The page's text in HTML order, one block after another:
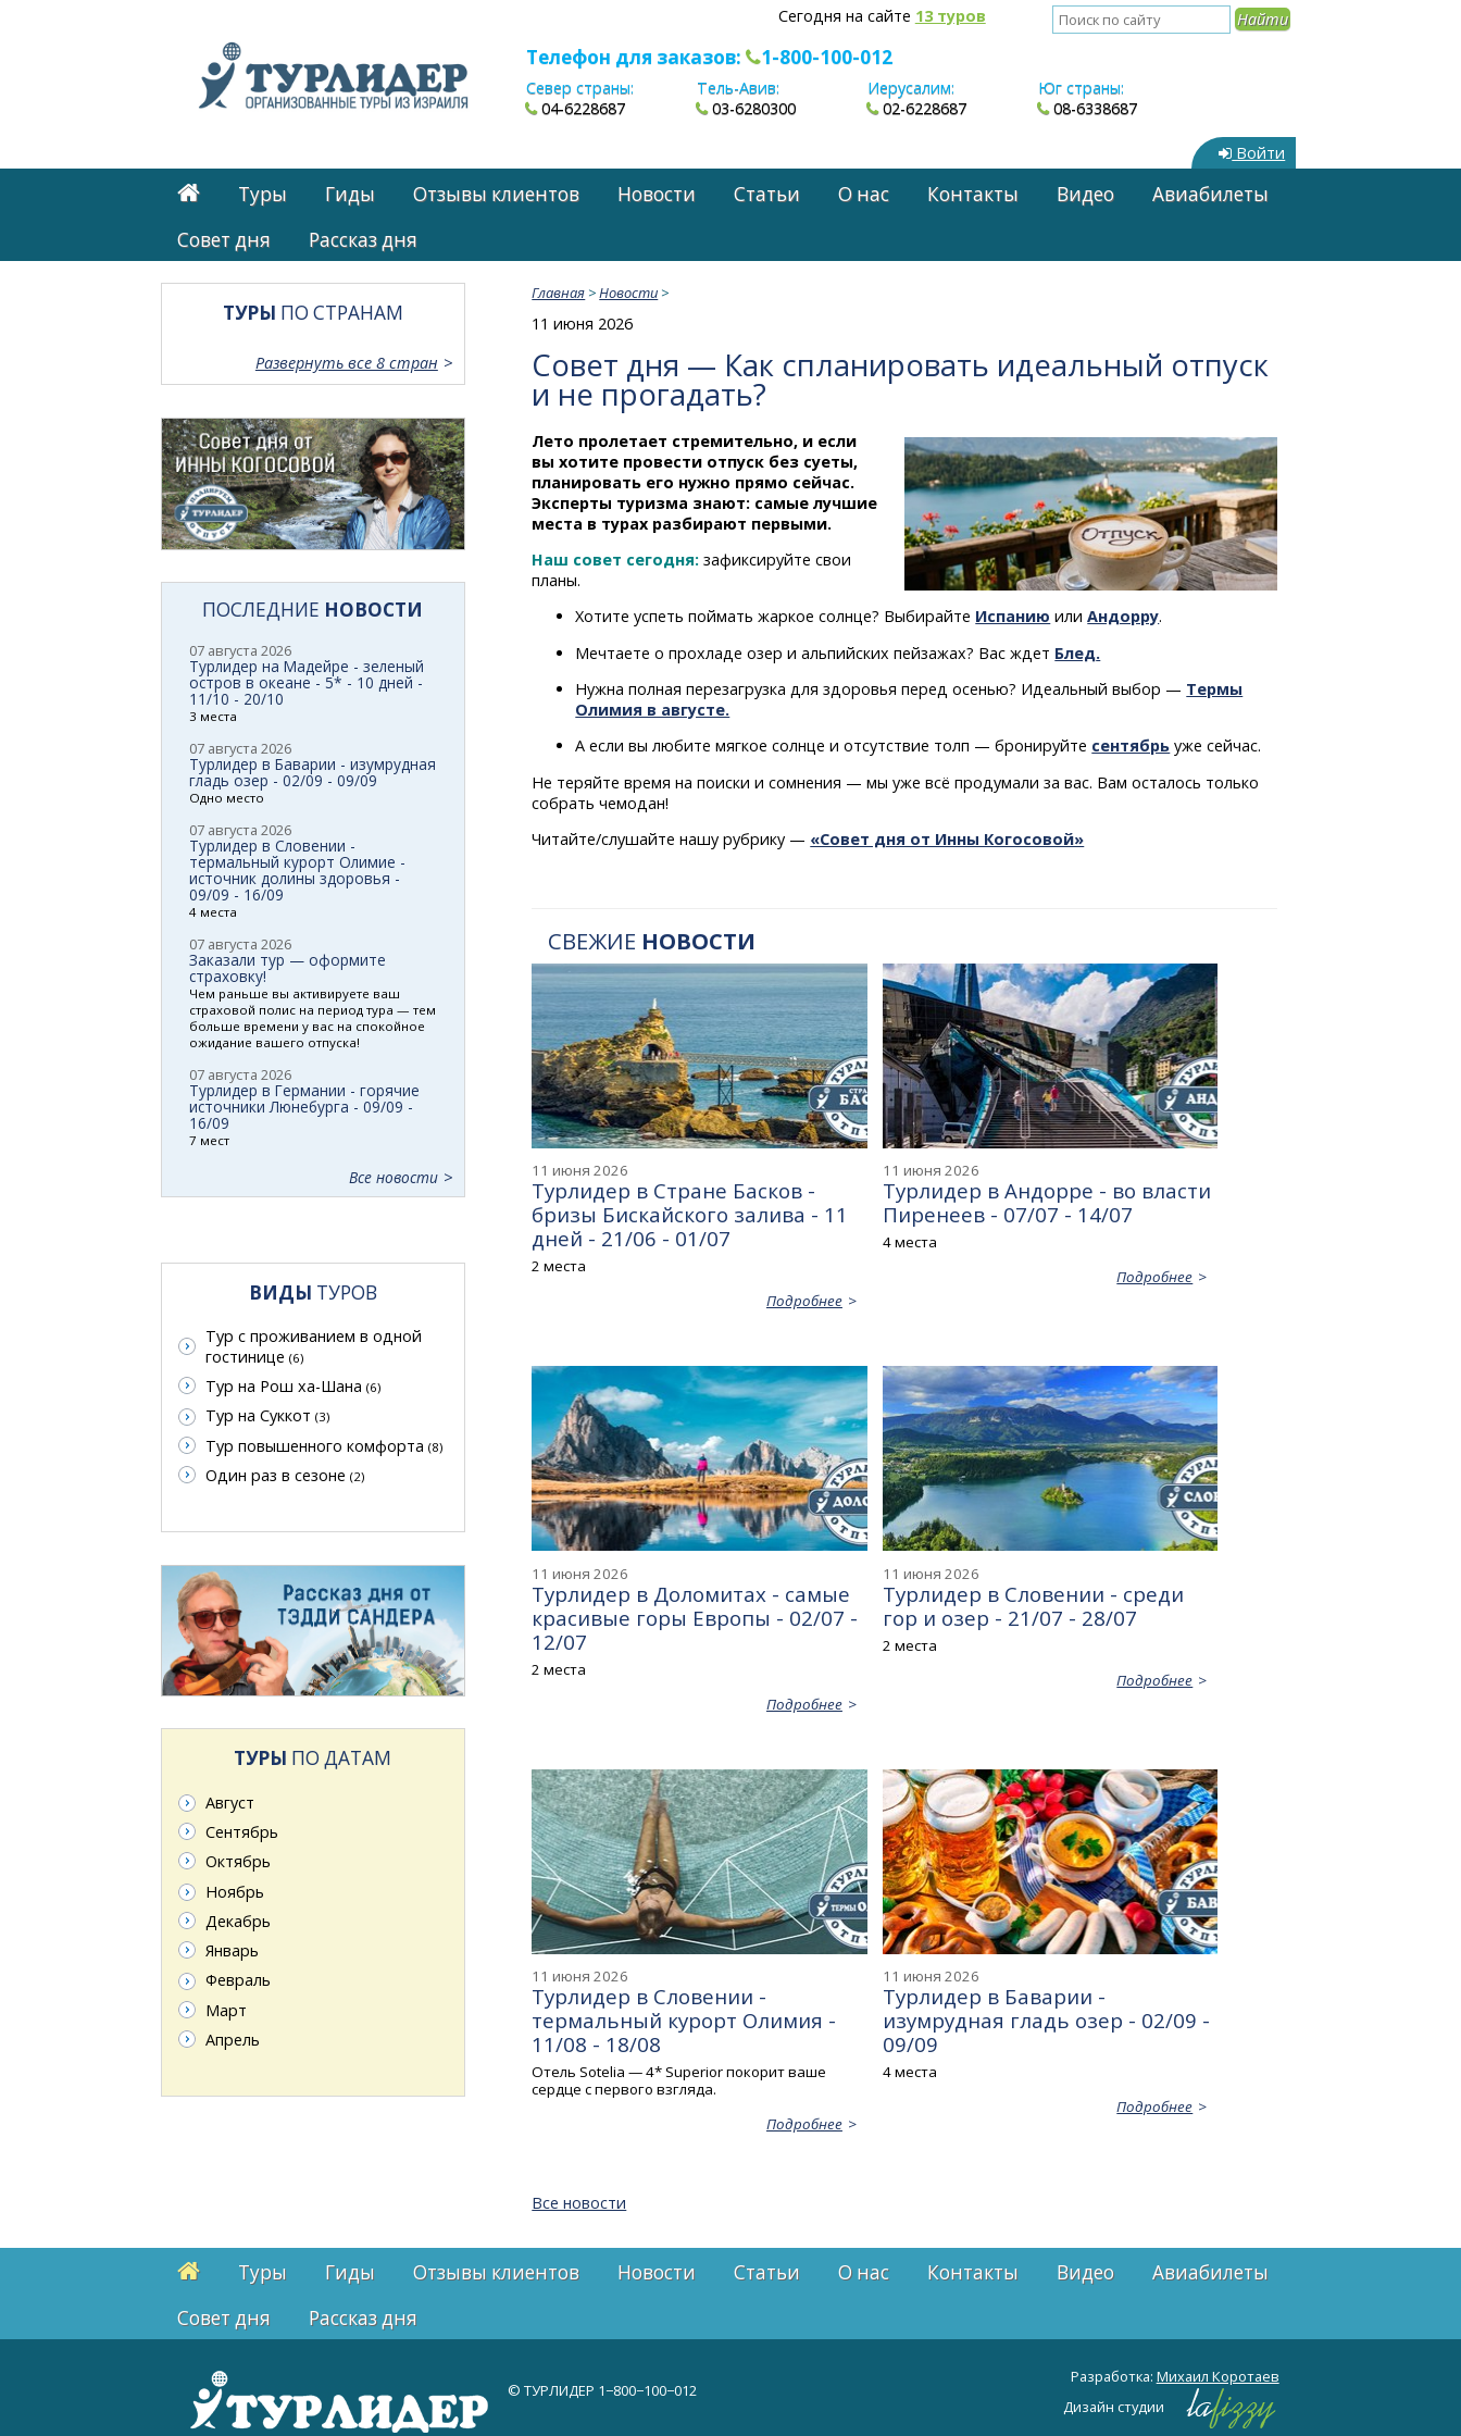
Сегодня на сайте 13 туров
Телефон для заказов: 1-800-100-012
Север страны:
04-6228687
Тель-Авив:
03-6280300
Иерусалим:
02-6228687
Юг страны:
08-6338687
Войти
Туры Гиды Отзывы клиентов Новости Статьи О нас Контакты Видео
Авиабилеты
Cовет дня
Рассказ дня
Главная >Новости >
11 июня 2026
Совет дня — Как спланировать идеальный отпуск
и не прогадать?
Лето пролетает стремительно, и если
вы хотите провести отпуск без суеты,
планировать его нужно прямо сейчас.
Эксперты туризма знают: самые лучшие
места в турах разбирают первыми.
Наш совет сегодня: зафиксируйте свои
планы.
Хотите успеть поймать жаркое солнце? Выбирайте Испанию илиАндорру.
Мечтаете о прохладе озер и альпийских пейзажах? Вас ждет Блед.
Нужна полная перезагрузка для здоровья перед осенью? Идеальный выбор — Термы
Олимия в августе.
А если вы любите мягкое солнце и отсутствие толп — бронируйте сентябрь уже сейчас.
Не теряйте время на поиски и сомнения — мы уже всё продумали за вас. Вам осталось только
собрать чемодан!
Читайте/слушайте нашу рубрику — «Совет дня от Инны Когосовой»
СВЕЖИЕ НОВОСТИ
11 июня 2026
Турлидер в Стране Басков -
бризы Бискайского залива - 11
дней - 21/06 - 01/07
2 места
Подробнее
11 июня 2026
Турлидер в Андорре - во власти
Пиренеев - 07/07 - 14/07
4 места
Подробнее
11 июня 2026
Турлидер в Доломитах - самые
красивые горы Европы - 02/07 -
12/07
2 места
Подробнее
11 июня 2026
Турлидер в Словении - среди
гор и озер - 21/07 - 28/07
2 места
Подробнее
11 июня 2026
Турлидер в Словении -
термальный курорт Олимия -
11/08 - 18/08
Отель Sotelia — 4* Superior покорит ваше
сердце с первого взгляда.
Подробнее
11 июня 2026
Турлидер в Баварии -
изумрудная гладь озер - 02/09 -
09/09
4 места
Подробнее
Все новости
ТУРЫ ПО СТРАНАМ
Развернуть все 8 стран
ПОСЛЕДНИЕ НОВОСТИ
07 августа 2026
Турлидер на Мадейре - зеленый
остров в океане - 5* - 10 дней -
11/10 - 20/10
3 места
07 августа 2026
Турлидер в Баварии - изумрудная
гладь озер - 02/09 - 09/09
Одно место
07 августа 2026
Турлидер в Словении -
термальный курорт Олимие -
источник долины здоровья -
09/09 - 16/09
4 места
07 августа 2026
Заказали тур — оформите
страховку!
Чем раньше вы активируете ваш
страховой полис на период тура — тем
больше времени у вас на спокойное
ожидание вашего отпуска!
07 августа 2026
Турлидер в Германии - горячие
источники Люнебурга - 09/09 -
16/09
7 мест
Все новости
ВИДЫ ТУРОВ
Тур с проживанием в одной
гостинице (6)
Тур на Рош ха-Шана (6)
Тур на Суккот (3)
Тур повышенного комфорта (8)
Один раз в сезоне (2)
ТУРЫ ПО ДАТАМ
Август
Сентябрь
Октябрь
Ноябрь
Декабрь
Январь
Февраль
Март
Апрель
Туры Гиды Отзывы клиентов Новости Статьи О нас Контакты Видео
Авиабилеты
Cовет дня
Рассказ дня
© ТУРЛИДЕР 1−800−100−012
Разработка: Михаил Коротаев
Дизайн студии